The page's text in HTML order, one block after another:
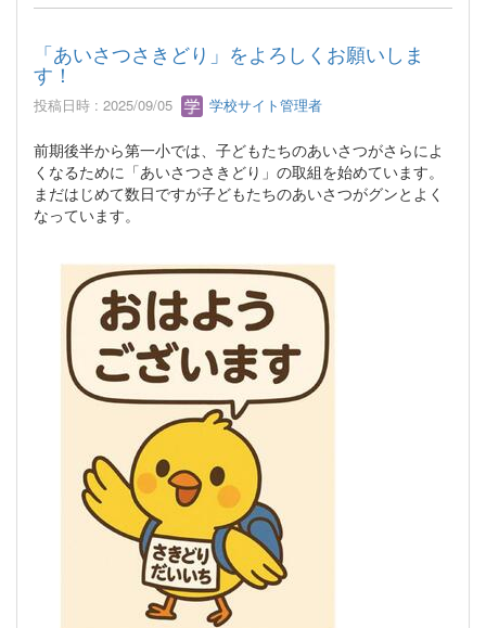
「あいさつさきどり」をよろしくお願いしま
す！
投稿日時 : 2025/09/05 学校サイト管理者
前期後半から第一小では、子どもたちのあいさつがさらによ
くなるために「あいさつさきどり」の取組を始めています。
まだはじめて数日ですが子どもたちのあいさつがグンとよく
なっています。